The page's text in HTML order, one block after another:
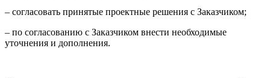
– согласовать принятые проектные решения с Заказчиком;
– по согласованию с Заказчиком внести необходимые
уточнения и дополнения.